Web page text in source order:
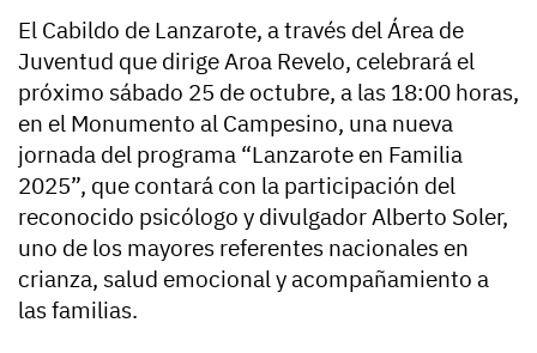
El Cabildo de Lanzarote, a través del Área de
Juventud que dirige Aroa Revelo, celebrará el
próximo sábado 25 de octubre, a las 18:00 horas,
en el Monumento al Campesino, una nueva
jornada del programa “Lanzarote en Familia
2025”, que contará con la participación del
reconocido psicólogo y divulgador Alberto Soler,
uno de los mayores referentes nacionales en
crianza, salud emocional y acompañamiento a
las familias.